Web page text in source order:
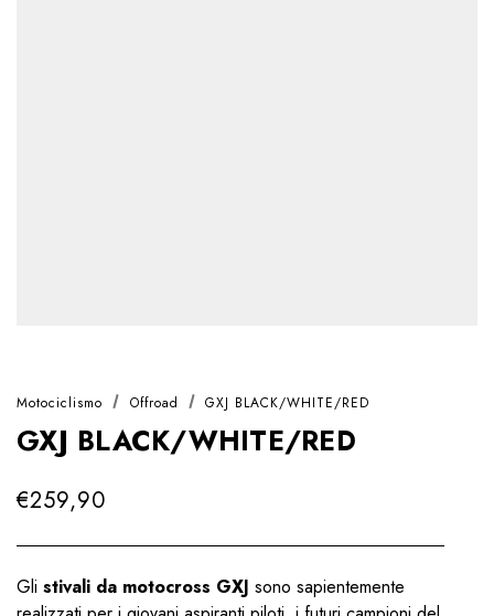
Motociclismo Offroad GXJ BLACK/WHITE/RED
GXJ BLACK/WHITE/RED
€259,90
Gli stivali da motocross GXJ sono sapientemente